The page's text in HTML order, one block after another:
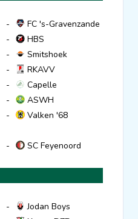
-
FC 's-Gravenzande
-
HBS
-
Smitshoek
-
RKAVV
-
Capelle
-
ASWH
-
Valken '68
- SC Feyenoord
-
Jodan Boys